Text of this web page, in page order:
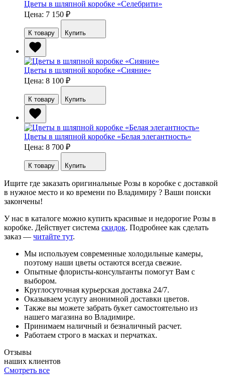
Цветы в шляпной коробке «Селебрити»
Цена: 7 150 ₽
К товару Купить
Цветы в шляпной коробке «Сияние»
Цена: 8 100 ₽
К товару Купить
Цветы в шляпной коробке «Белая элегантность»
Цена: 8 700 ₽
К товару Купить
Ищите где заказать оригинальные Розы в коробке с доставкой
в нужное место и ко времени по Владимиру ? Ваши поиски
закончены!
У нас в каталоге можно купить красивые и недорогие Розы в
коробке. Действует система скидок. Подробнее как сделать
заказ — читайте тут.
Мы используем современные холодильные камеры,
поэтому наши цветы остаются всегда свежие.
Опытные флористы-консультанты помогут Вам с
выбором.
Круглосуточная курьерская доставка 24/7.
Оказываем услугу анонимной доставки цветов.
Также вы можете забрать букет самостоятельно из
нашего магазина во Владимире.
Принимаем наличный и безналичный расчет.
Работаем строго в масках и перчатках.
Отзывы
наших клиентов
Смотреть все